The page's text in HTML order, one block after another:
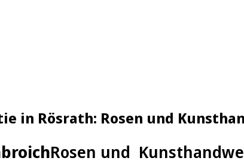
in Rösrath: Rosen und
Rosen und